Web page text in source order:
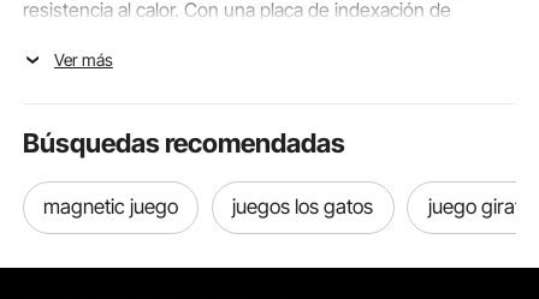
resistencia al calor. Con una placa de indexación de
y exactos en todo momento. ¡Los diales ajustables
diferentes necesidades de fresado, que incluyen
taladrado, corte y refrentado de puntos. Con un diseño
cuidadoso y materiales duraderos, nuestros socios de
mesas giratorias son su socio confiable en cada taller.
Beneficios de utilizar mesas rodantes
Ver más
Búsquedas recomendadas
magnetic juego juegos los gatos juego